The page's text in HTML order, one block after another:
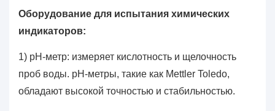
Оборудование для испытания химических
индикаторов:
1) pH-метр: измеряет кислотность и щелочность
проб воды. pH-метры, такие как Mettler Toledo,
обладают высокой точностью и стабильностью.